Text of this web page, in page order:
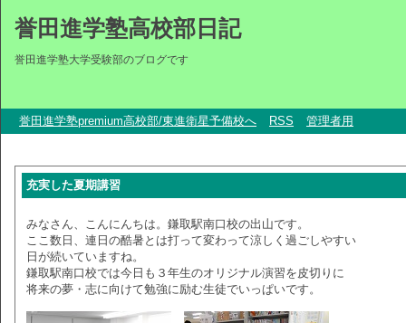
誉田進学塾高校部日記
誉田進学塾大学受験部のブログです
誉田進学塾premium高校部/東進衛星予備校へ RSS 管理者用
充実した夏期講習
みなさん、こんにんちは。鎌取駅南口校の出山です。
ここ数日、連日の酷暑とは打って変わって涼しく過ごしやすい
日が続いていますね。
鎌取駅南口校では今日も３年生のオリジナル演習を皮切りに
将来の夢・志に向けて勉強に励む生徒でいっぱいです。